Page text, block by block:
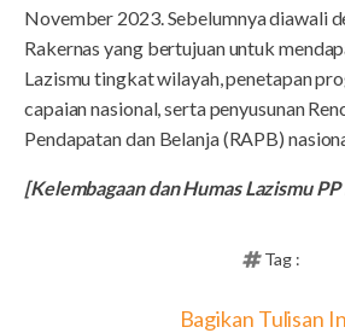
November 2023. Sebelumnya diawali
Rakernas yang bertujuan untuk
Lazismu tingkat wilayah, penetapan
capaian nasional, serta penyusunan
Pendapatan dan Belanja (RAPB)
[Kelembagaan dan Humas Lazismu
Tag :
Bagikan Tulisan